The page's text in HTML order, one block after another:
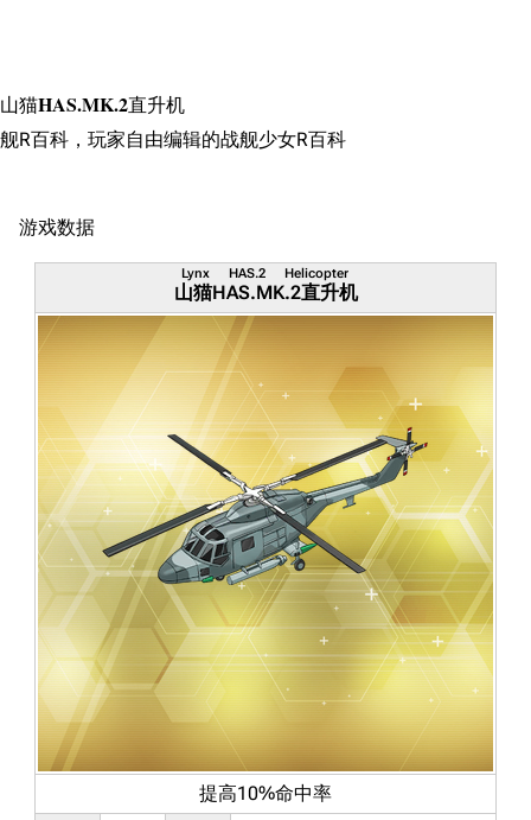
山猫HAS.MK.2直升机
舰R百科，玩家自由编辑的战舰少女R百科
游戏数据
山猫HAS.MK.2直升机
Lynx HAS.2 Helicopter
提高10%命中率